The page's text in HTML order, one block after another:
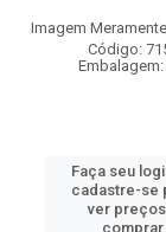
Imagem
Código:
Embalagem:
Faça seu
cadastre-se
ver
comprar